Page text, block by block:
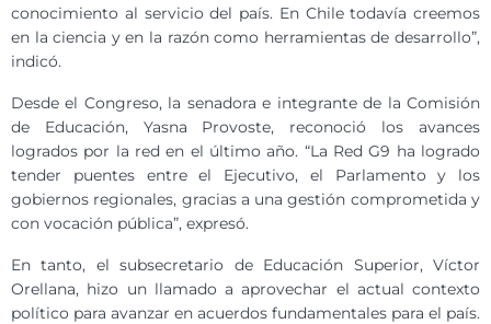
conocimiento al servicio del país. En Chile todavía creemos
en la ciencia y en la razón como herramientas de desarrollo”,
indicó.
Desde el Congreso, la senadora e integrante de la Comisión
de Educación, Yasna Provoste, reconoció los avances
logrados por la red en el último año. “La Red G9 ha logrado
tender puentes entre el Ejecutivo, el Parlamento y los
gobiernos regionales, gracias a una gestión comprometida y
con vocación pública”, expresó.
En tanto, el subsecretario de Educación Superior, Víctor
Orellana, hizo un llamado a aprovechar el actual contexto
político para avanzar en acuerdos fundamentales para el país.